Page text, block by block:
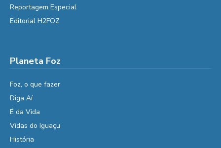
Reportagem Especial
Editorial H2FOZ
Planeta Foz
Foz, o que fazer
Diga Aí
É da Vida
Vidas do Iguaçu
História